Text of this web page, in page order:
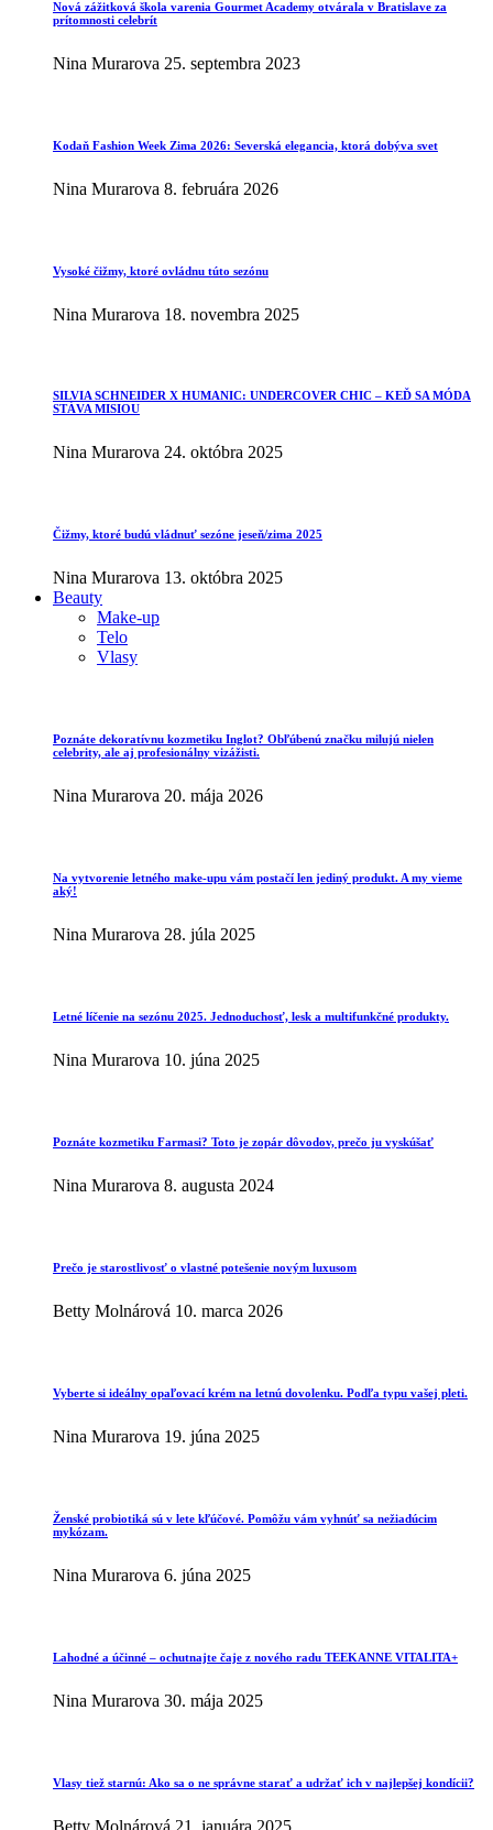
Nová zážitková škola varenia Gourmet Academy otvárala v Bratislave za
prítomnosti celebrít
Nina Murarova 25. septembra 2023
Kodaň Fashion Week Zima 2026: Severská elegancia, ktorá dobýva svet
Nina Murarova 8. februára 2026
Vysoké čižmy, ktoré ovládnu túto sezónu
Nina Murarova 18. novembra 2025
SILVIA SCHNEIDER X HUMANIC: UNDERCOVER CHIC – KEĎ SA MÓDA
STÁVA MISIOU
Nina Murarova 24. októbra 2025
Čižmy, ktoré budú vládnuť sezóne jeseň/zima 2025
Nina Murarova 13. októbra 2025
Beauty
Make-up
Telo
Vlasy
Poznáte dekoratívnu kozmetiku Inglot? Obľúbenú značku milujú nielen
celebrity, ale aj profesionálny vizážisti.
Nina Murarova 20. mája 2026
Na vytvorenie letného make-upu vám postačí len jediný produkt. A my vieme
aký!
Nina Murarova 28. júla 2025
Letné líčenie na sezónu 2025. Jednoduchosť, lesk a multifunkčné produkty.
Nina Murarova 10. júna 2025
Poznáte kozmetiku Farmasi? Toto je zopár dôvodov, prečo ju vyskúšať
Nina Murarova 8. augusta 2024
Prečo je starostlivosť o vlastné potešenie novým luxusom
Betty Molnárová 10. marca 2026
Vyberte si ideálny opaľovací krém na letnú dovolenku. Podľa typu vašej pleti.
Nina Murarova 19. júna 2025
Ženské probiotiká sú v lete kľúčové. Pomôžu vám vyhnúť sa nežiadúcim
mykózam.
Nina Murarova 6. júna 2025
Lahodné a účinné – ochutnajte čaje z nového radu TEEKANNE VITALITA+
Nina Murarova 30. mája 2025
Vlasy tiež starnú: Ako sa o ne správne starať a udržať ich v najlepšej kondícii?
Betty Molnárová 21. januára 2025